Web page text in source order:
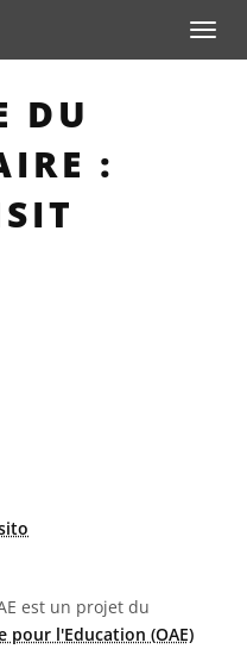
Toggle
DU
:
est un projet du
pour l'Education (OAE)